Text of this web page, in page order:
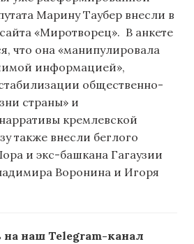
Марину Таубер внесли в
«Миротворец». В анкете
что она «манипулировала
информацией»,
общественно-
страны» и
кремлевской
также внесли беглого
и экс-башкана Гагаузии
Воронина и Игоря
наш Telegram-канал